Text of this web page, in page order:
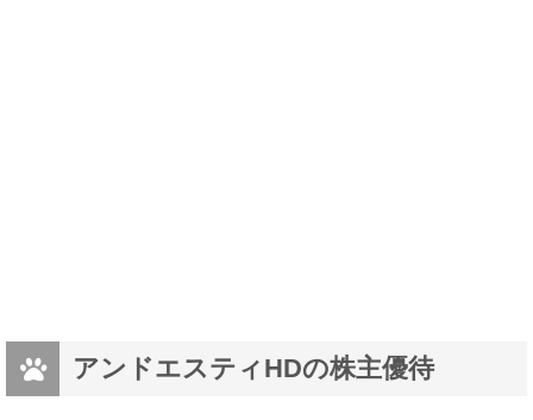
アンドエスティHDの株主優待